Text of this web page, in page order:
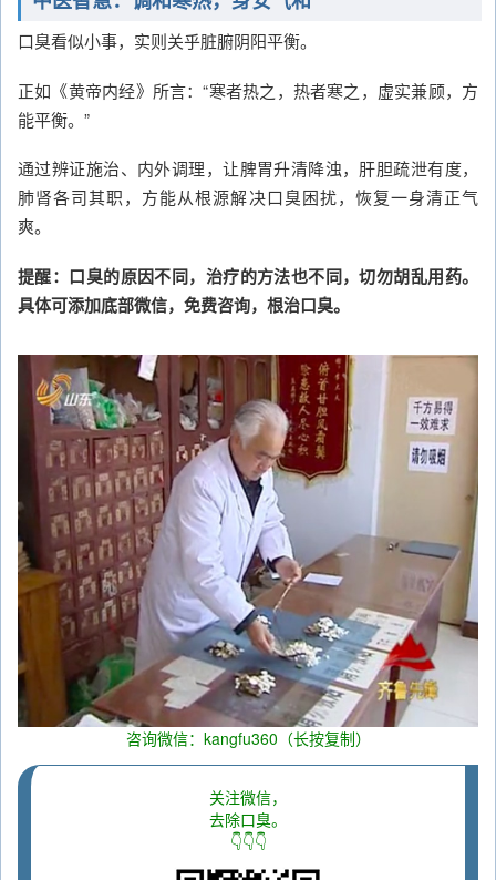
口臭看似小事，实则关乎脏腑阴阳平衡。
正如《黄帝内经》所言：“寒者热之，热者寒之，虚实兼顾，方
能平衡。”
通过辨证施治、内外调理，让脾胃升清降浊，肝胆疏泄有度，
肺肾各司其职，方能从根源解决口臭困扰，恢复一身清正气
爽。
提醒：口臭的原因不同，治疗的方法也不同，切勿胡乱用药。
具体可添加底部微信，免费咨询，根治口臭。
咨询微信：kangfu360（长按复制）
关注微信，
去除口臭。
👇👇👇